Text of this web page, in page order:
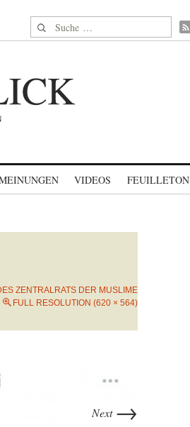
Suche nach:
VIDEOS FEUILLETON
ZENTRALRATS DER MUSLIME
FULL RESOLUTION (620 × 564)
Next →